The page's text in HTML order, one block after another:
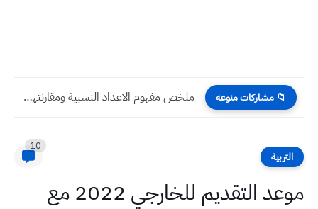
📁 مشاركات منوعه ملخص مفهوم الاعداد النسبية ومقارنتها وترتيبها رياضيات صف ثاني متوسط...
التربية
10
موعد التقديم للخارجي 2022 مع